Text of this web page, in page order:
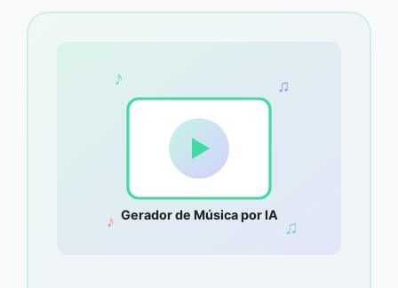
Gerador de Música por IA
♪ ♫
♪ ♫